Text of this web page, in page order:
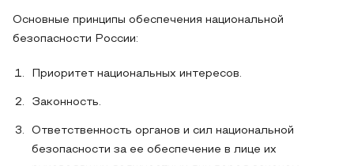
Основные принципы обеспечения национальной
безопасности России:
Приоритет национальных интересов.
Законность.
Ответственность органов и сил национальной
безопасности за ее обеспечение в лице их